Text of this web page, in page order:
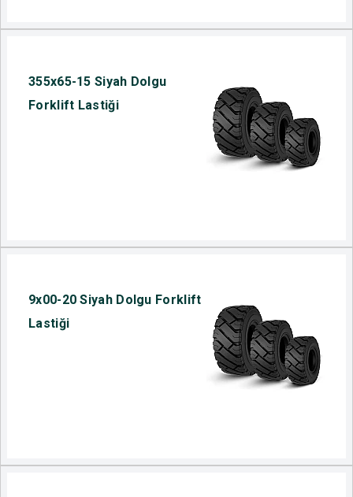
355x65-15 Siyah Dolgu
Forklift Lastiği
9x00-20 Siyah Dolgu Forklift
Lastiği